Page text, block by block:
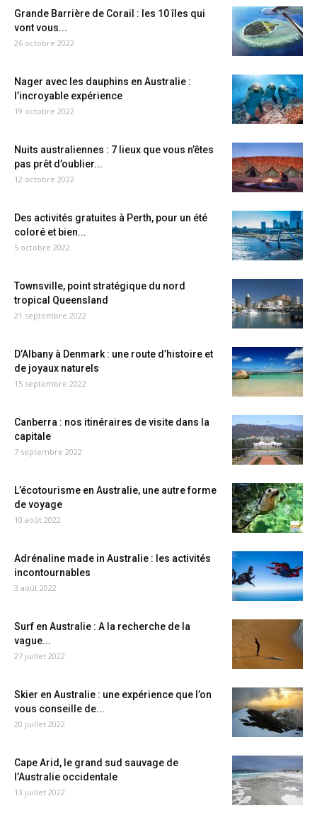
Grande Barrière de Corail : les 10 îles qui
vont vous...
26 octobre 2022
Nager avec les dauphins en Australie :
l’incroyable expérience
19 octobre 2022
Nuits australiennes : 7 lieux que vous n’êtes
pas prêt d’oublier...
12 octobre 2022
Des activités gratuites à Perth, pour un été
coloré et bien...
5 octobre 2022
Townsville, point stratégique du nord
tropical Queensland
21 septembre 2022
D’Albany à Denmark : une route d’histoire et
de joyaux naturels
15 septembre 2022
Canberra : nos itinéraires de visite dans la
capitale
7 septembre 2022
L’écotourisme en Australie, une autre forme
de voyage
10 août 2022
Adrénaline made in Australie : les activités
incontournables
3 août 2022
Surf en Australie : A la recherche de la
vague...
27 juillet 2022
Skier en Australie : une expérience que l’on
vous conseille de...
20 juillet 2022
Cape Arid, le grand sud sauvage de
l’Australie occidentale
13 juillet 2022